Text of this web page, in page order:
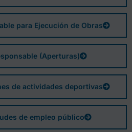
para Ejecución de Obras
(Aperturas)
de actividades deportivas
de empleo público